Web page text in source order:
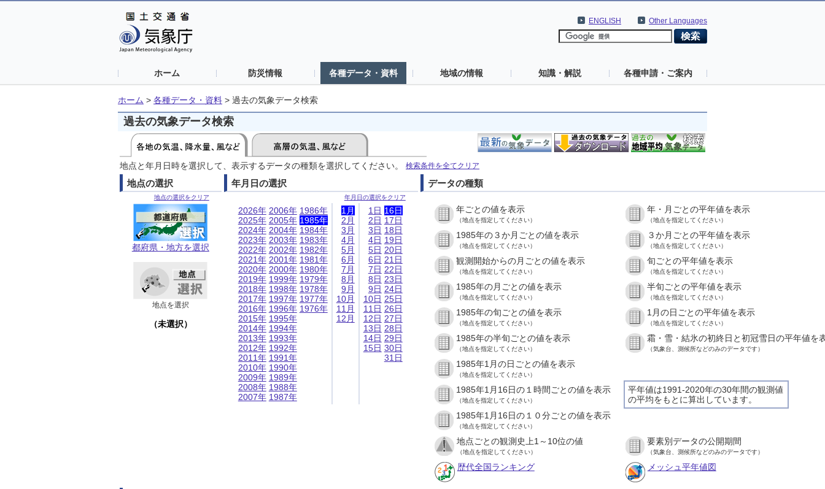
Other Languages
ENGLISH
ホーム 防災情報 各種データ・資料 地域の情報 知識・解説 各種申請・ご案内
ホーム > 各種データ・資料 > 過去の気象データ検索
過去の気象データ検索
地点と年月日時を選択して、表示するデータの種類を選択してください。 検索条件を全てクリア
地点の選択
地点の選択をクリア
都府県・地方を選択
地点を選択
（未選択）
年月日の選択
年月日の選択をクリア
2026年
2025年
2024年
2023年
2022年
2021年
2020年
2019年
2018年
2017年
2016年
2015年
2014年
2013年
2012年
2011年
2010年
2009年
2008年
2007年
2006年
2005年
2004年
2003年
2002年
2001年
2000年
1999年
1998年
1997年
1996年
1995年
1994年
1993年
1992年
1991年
1990年
1989年
1988年
1987年
1986年
1985年
1984年
1983年
1982年
1981年
1980年
1979年
1978年
1977年
1976年
1月
2月
3月
4月
5月
6月
7月
8月
9月
10月
11月
12月
1日
2日
3日
4日
5日
6日
7日
8日
9日
10日
11日
12日
13日
14日
15日
16日
17日
18日
19日
20日
21日
22日
23日
24日
25日
26日
27日
28日
29日
30日
31日
データの種類
年ごとの値を表示
（地点を指定してください）
年・月ごとの平年値を表示
（地点を指定してください）
1985年の３か月ごとの値を表示
（地点を指定してください）
３か月ごとの平年値を表示
（地点を指定してください）
観測開始からの月ごとの値を表示
（地点を指定してください）
旬ごとの平年値を表示
（地点を指定してください）
1985年の月ごとの値を表示
（地点を指定してください）
半旬ごとの平年値を表示
（地点を指定してください）
1985年の旬ごとの値を表示
（地点を指定してください）
1月の日ごとの平年値を表示
（地点を指定してください）
1985年の半旬ごとの値を表示
（地点を指定してください）
霜・雪・結氷の初終日と初冠雪日の平年値を
（気象台、測候所などのみのデータです）
1985年1月の日ごとの値を表示
（地点を指定してください）
平年値は1991-2020年の30年間の観測値
の平均をもとに算出しています。
1985年1月16日の１時間ごとの値を表示
（地点を指定してください）
1985年1月16日の１０分ごとの値を表示
（地点を指定してください）
地点ごとの観測史上1～10位の値
（地点を指定してください）
要素別データの公開期間
（気象台、測候所などのみのデータです）
歴代全国ランキング メッシュ平年値図